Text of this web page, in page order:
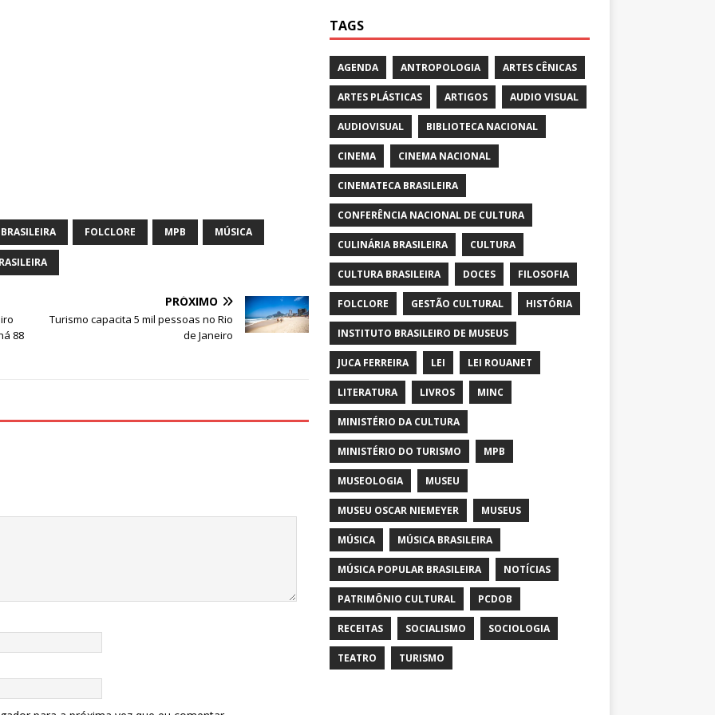
FOLCLORE MPB MÚSICA
88
PRÓXIMO
Turismo capacita 5 mil pessoas no Rio
de Janeiro
TAGS
AGENDA ANTROPOLOGIA ARTES CÊNICAS
ARTES PLÁSTICAS ARTIGOS AUDIO VISUAL
AUDIOVISUAL BIBLIOTECA NACIONAL
CINEMA CINEMA NACIONAL
CINEMATECA BRASILEIRA
CONFERÊNCIA NACIONAL DE CULTURA
CULINÁRIA BRASILEIRA CULTURA
CULTURA BRASILEIRA DOCES FILOSOFIA
FOLCLORE GESTÃO CULTURAL HISTÓRIA
INSTITUTO BRASILEIRO DE MUSEUS
JUCA FERREIRA LEI LEI ROUANET
LITERATURA LIVROS MINC
MINISTÉRIO DA CULTURA
MINISTÉRIO DO TURISMO MPB
MUSEOLOGIA MUSEU
MUSEU OSCAR NIEMEYER MUSEUS
MÚSICA MÚSICA BRASILEIRA
MÚSICA POPULAR BRASILEIRA NOTÍCIAS
PATRIMÔNIO CULTURAL PCDOB
RECEITAS SOCIALISMO SOCIOLOGIA
TEATRO TURISMO